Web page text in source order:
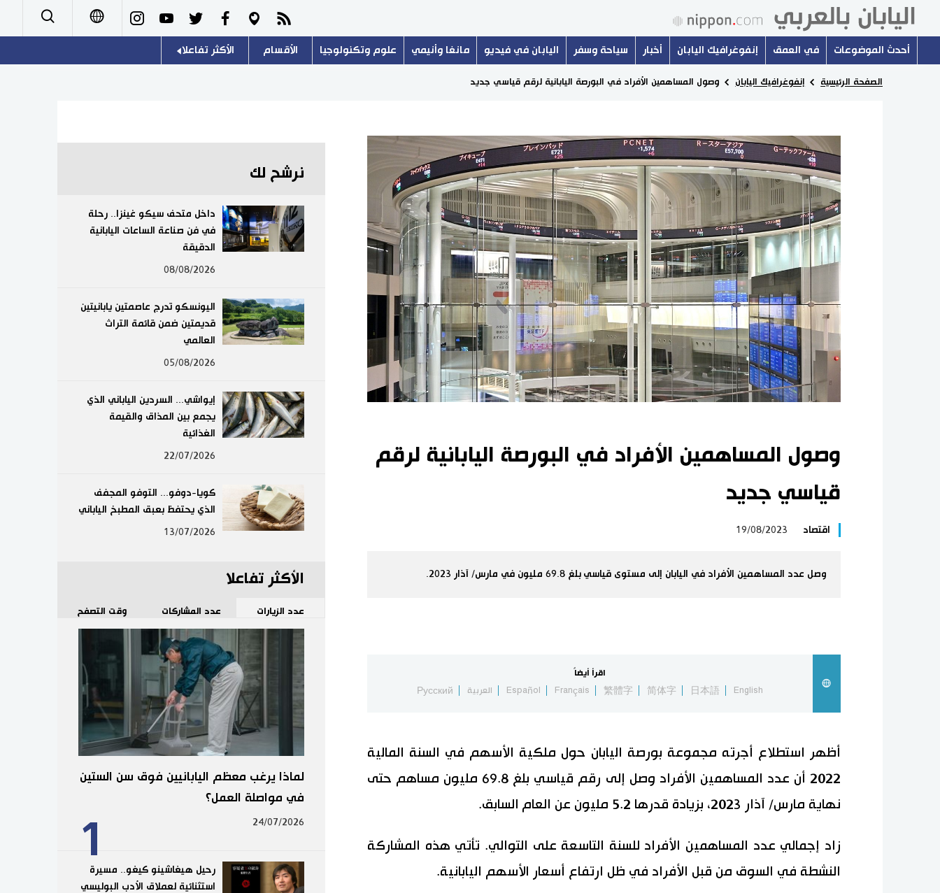
Español
أحدث الموضوعات في العمق إنفوغرافيك اليابان أخبار سياحة وسفر اليابان في فيديو مانغا وأنيمي علوم وتكنولوجيا الأقسام
اقتصاد
لايف ستايل
إعلان
الأكثر تفاعلا
الصفحة الرئيسية إنفوغرافيك اليابان وصول المساهمين الأفراد في البورصة اليابانية لرقم قياسي جديد
وصول المساهمين الأفراد في البورصة اليابانية لرقم
قياسي جديد
اقتصاد 19/08/2023
وصل عدد المساهمين الأفراد في اليابان إلى مستوى قياسي بلغ 69.8 مليون في مارس/ آذار 2023.
اقرأ أيضاً
English
日本語
简体字
繁體字
Français
Español العربية Русский
أظهر استطلاع أجرته مجموعة بورصة اليابان حول ملكية الأسهم في السنة المالية
2022 أن عدد المساهمين الأفراد وصل إلى رقم قياسي بلغ 69.8 مليون مساهم حتى
نهاية مارس/ آذار 2023، بزيادة قدرها 5.2 مليون عن العام السابق.
زاد إجمالي عدد المساهمين الأفراد للسنة التاسعة على التوالي. تأتي هذه المشاركة
النشطة في السوق من قبل الأفراد في ظل ارتفاع أسعار الأسهم اليابانية.
نرشح لك
داخل متحف سيكو غينزا.. رحلة
في فن صناعة الساعات اليابانية
الدقيقة
08/08/2026
اليونسكو تدرج عاصمتين يابانيتين
قديمتين ضمن قائمة التراث
العالمي
05/08/2026
إيواشي... السردين الياباني الذي
يجمع بين المذاق والقيمة
الغذائية
22/07/2026
كويا-دوفو... التوفو المجفف
الذي يحتفظ بعبق المطبخ الياباني
13/07/2026
الأكثر تفاعلا
عدد الزيارات عدد المشاركات وقت التصفح
1
لماذا يرغب معظم اليابانيين فوق سن الستين
في مواصلة العمل؟
24/07/2026
رحيل هيغاشينو كيغو.. مسيرة
استثنائية لعملاق الأدب البوليسي